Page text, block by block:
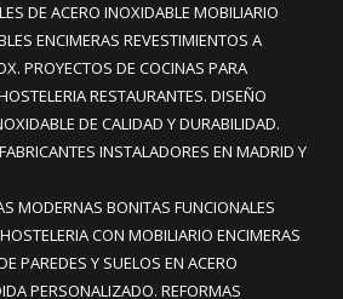
DE ACERO INOXIDABLE MOBILIARIO
ENCIMERAS REVESTIMIENTOS A
PROYECTOS DE COCINAS PARA
RESTAURANTES. DISEÑO
DE CALIDAD Y DURABILIDAD.
INSTALADORES EN MADRID Y
MODERNAS BONITAS FUNCIONALES
CON MOBILIARIO ENCIMERAS
PAREDES Y SUELOS EN ACERO
PERSONALIZADO. REFORMAS